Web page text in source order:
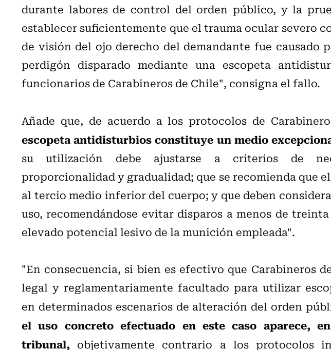
durante labores de control del orden público, y la
establecer suficientemente que el trauma ocular severo
de visión del ojo derecho del demandante fue causado
perdigón disparado mediante una escopeta
funcionarios de Carabineros de Chile", consigna el fallo.
Añade que, de acuerdo a los protocolos de
escopeta antidisturbios constituye un medio
su utilización debe ajustarse a criterios de
proporcionalidad y gradualidad; que se recomienda que
al tercio medio inferior del cuerpo; y que deben
uso, recomendándose evitar disparos a menos de
elevado potencial lesivo de la munición empleada".
"En consecuencia, si bien es efectivo que Carabineros
legal y reglamentariamente facultado para utilizar
en determinados escenarios de alteración del orden
el uso concreto efectuado en este caso aparece,
tribunal, objetivamente contrario a los protocolos